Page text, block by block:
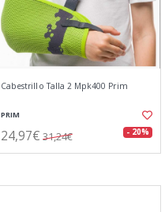
Cabestrillo Talla 2 Mpk400 Prim
PRIM
24,97€ 31,24€ - 20%